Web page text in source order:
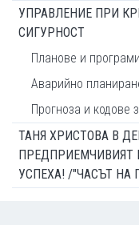
УПРАВЛЕНИЕ ПРИ
СИГУРНОСТ
Планове и
Аварийно
Прогноза и кодове
ТАНЯ ХРИСТОВА В
ПРЕДПРИЕМЧИВИЯТ
УСПЕХА! /"ЧАСЪТ НА